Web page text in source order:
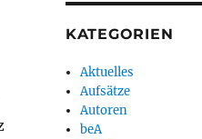
KATEGORIEN
Aktuelles
Aufsätze
Autoren
beA